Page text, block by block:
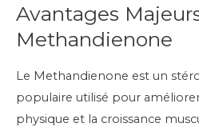
Avantages
Methandienone
Le Methandienone est un
populaire utilisé pour
physique et la croissance